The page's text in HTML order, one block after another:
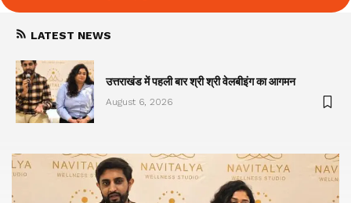
LATEST NEWS
उत्तराखंड में पहली बार श्री श्री वेलबीइंग का आगमन
August 6, 2026